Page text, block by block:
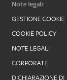
Note legali:
GESTIONE COOKIE
COOKIE POLICY
NOTE LEGALI
CORPORATE
DICHIARAZIONE DI